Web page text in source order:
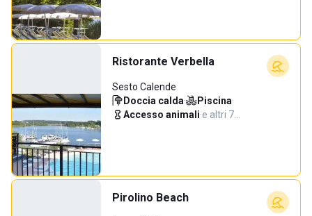
Ristorante Verbella
Sesto Calende
Doccia calda· Piscina·
Accesso animali·e altri 7…
Pirolino Beach